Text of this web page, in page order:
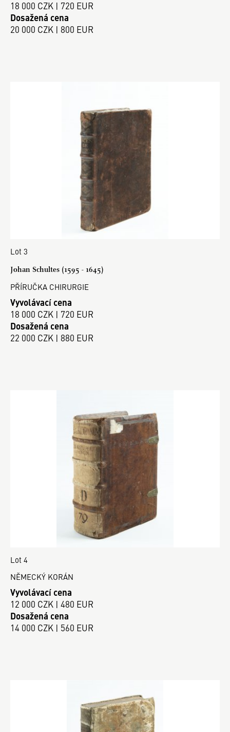
18 000 CZK | 720 EUR
Dosažená cena
20 000 CZK | 800 EUR
Lot 3
Johan Schultes (1595 - 1645)
PŘÍRUČKA CHIRURGIE
Vyvolávací cena
18 000 CZK | 720 EUR
Dosažená cena
22 000 CZK | 880 EUR
Lot 4
NĚMECKÝ KORÁN
Vyvolávací cena
12 000 CZK | 480 EUR
Dosažená cena
14 000 CZK | 560 EUR